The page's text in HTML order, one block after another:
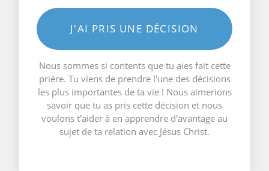
J'AI PRIS UNE DÉCISION
Nous sommes si contents que tu aies fait cette
prière. Tu viens de prendre l'une des décisions
les plus importantes de ta vie ! Nous aimerions
savoir que tu as pris cette décision et nous
voulons t'aider à en apprendre d'avantage au
sujet de ta relation avec Jésus Christ.